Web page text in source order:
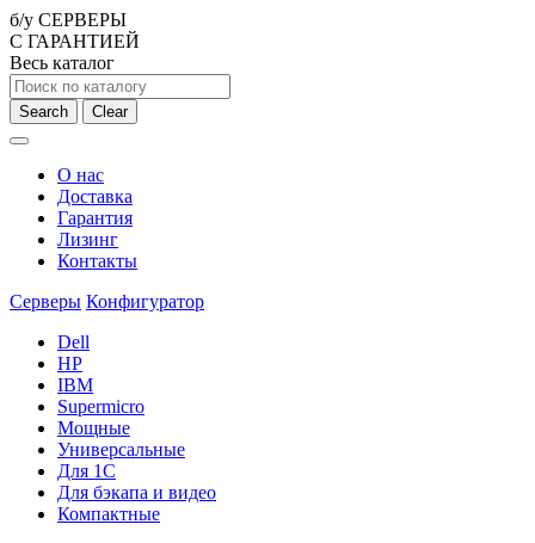
б/у СЕРВЕРЫ
С ГАРАНТИЕЙ
Весь каталог
Search Clear
О нас
Доставка
Гарантия
Лизинг
Контакты
Серверы Конфигуратор
Dell
HP
IBM
Supermicro
Мощные
Универсальные
Для 1С
Для бэкапа и видео
Компактные